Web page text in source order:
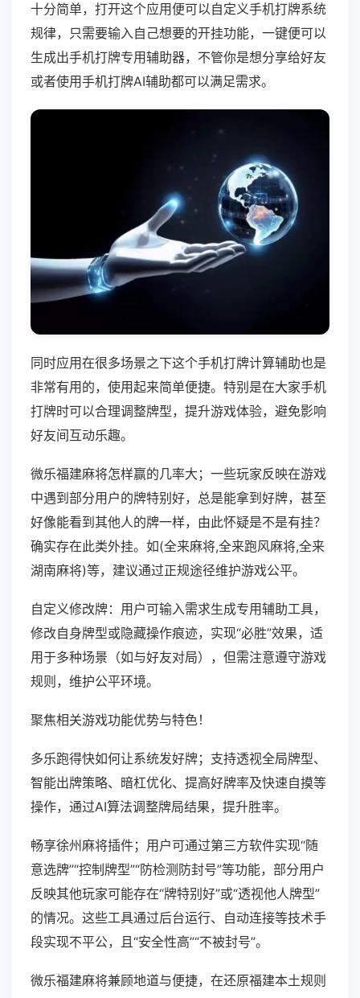
十分简单，打开这个应用便可以自定义手机打牌系统
规律，只需要输入自己想要的开挂功能，一键便可以
生成出手机打牌专用辅助器，不管你是想分享给好友
或者使用手机打牌AI辅助都可以满足需求。
同时应用在很多场景之下这个手机打牌计算辅助也是
非常有用的，使用起来简单便捷。特别是在大家手机
打牌时可以合理调整牌型，提升游戏体验，避免影响
好友间互动乐趣。
微乐福建麻将怎样赢的几率大；一些玩家反映在游戏
中遇到部分用户的牌特别好，总是能拿到好牌，甚至
好像能看到其他人的牌一样，由此怀疑是不是有挂？
确实存在此类外挂。如(全来麻将,全来跑风麻将,全来
湖南麻将)等，建议通过正规途径维护游戏公平。
自定义修改牌：用户可输入需求生成专用辅助工具，
修改自身牌型或隐藏操作痕迹，实现“必胜”效果，适
用于多种场景（如与好友对局），但需注意遵守游戏
规则，维护公平环境。
聚焦相关游戏功能优势与特色！
多乐跑得快如何让系统发好牌；支持透视全局牌型、
智能出牌策略、暗杠优化、提高好牌率及快速自摸等
操作，通过AI算法调整牌局结果，提升胜率。
畅享徐州麻将插件；用户可通过第三方软件实现“随
意选牌”“控制牌型”“防检测防封号”等功能，部分用户
反映其他玩家可能存在“牌特别好”或“透视他人牌型”
的情况。这些工具通过后台运行、自动连接等技术手
段实现不平公，且“安全性高”“不被封号”。
微乐福建麻将兼顾地道与便捷，在还原福建本土规则